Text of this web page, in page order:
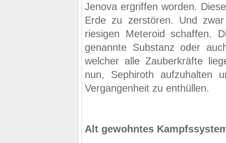
Jenova ergriffen worden.
Erde zu zerstören. Und
riesigen Meteroid schaffen.
genannte Substanz oder
welcher alle Zauberkräfte
nun, Sephiroth aufzuhalten
Vergangenheit zu enthüllen.
Alt gewohntes